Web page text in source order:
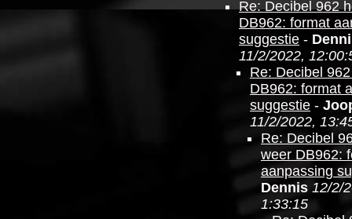
Re: Decibel 962
DB962: format
suggestie -
11/2/2022,
Re: Decibel
DB962: format
suggestie -
11/2/2022,
Re: Decibel
weer DB962:
aanpassing
Dennis 12/2/
1:33:15